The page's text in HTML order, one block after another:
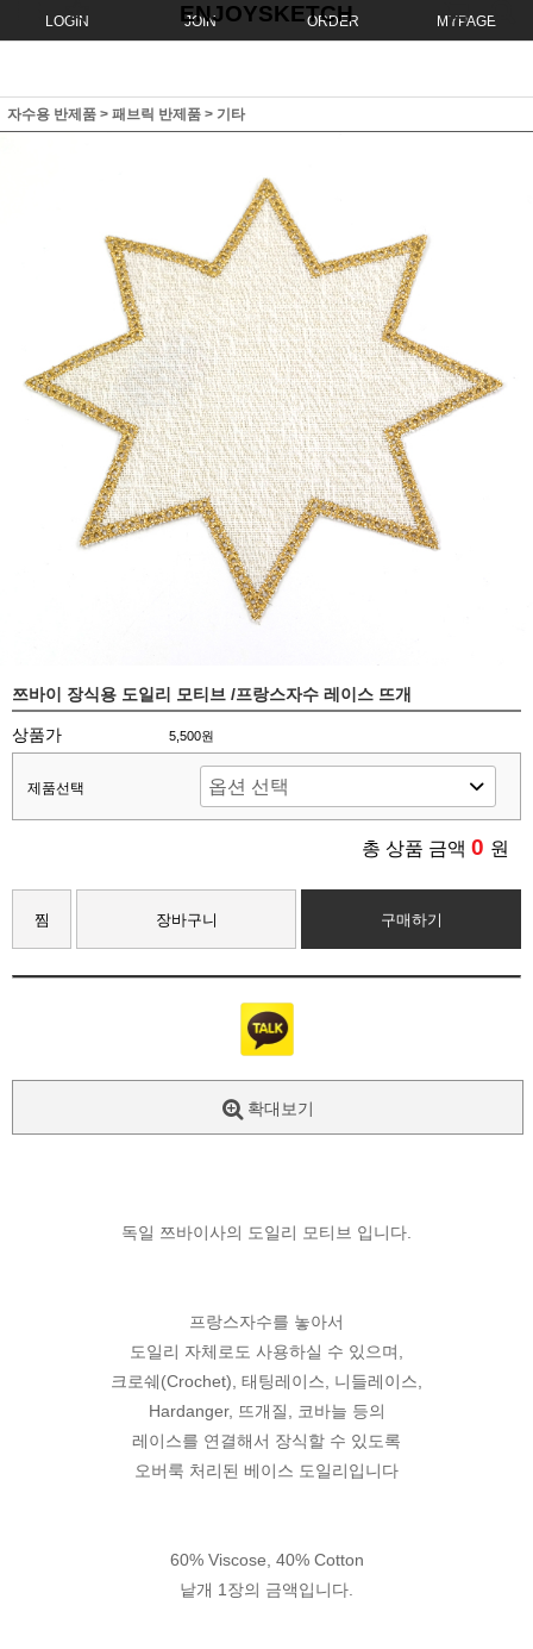
LOGIN JOIN ORDER MYPAGE
ENJOYSKETCH
자수용 반제품 > 패브릭 반제품 > 기타
쯔바이 장식용 도일리 모티브 /프랑스자수 레이스 뜨개
상품가 5,500원
제품선택
총 상품 금액 0 원
찜 장바구니 구매하기
확대보기
독일 쯔바이사의 도일리 모티브 입니다.
프랑스자수를 놓아서
도일리 자체로도 사용하실 수 있으며,
크로쉐(Crochet), 태팅레이스, 니들레이스,
Hardanger, 뜨개질, 코바늘 등의
레이스를 연결해서 장식할 수 있도록
오버룩 처리된 베이스 도일리입니다
60% Viscose, 40% Cotton
낱개 1장의 금액입니다.